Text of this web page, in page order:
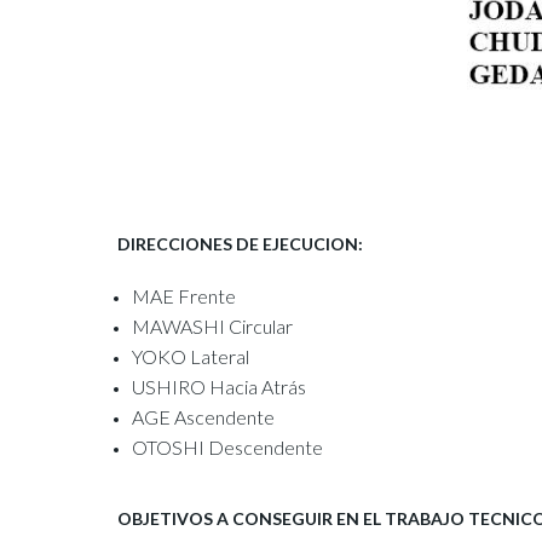
DIRECCIONES DE EJECUCION:
MAE Frente
MAWASHI Circular
YOKO Lateral
USHIRO Hacia Atrás
AGE Ascendente
OTOSHI Descendente
OBJETIVOS A CONSEGUIR EN EL TRABAJO